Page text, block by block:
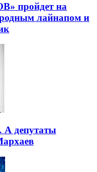
пройдет на
лайнапом и
депутаты